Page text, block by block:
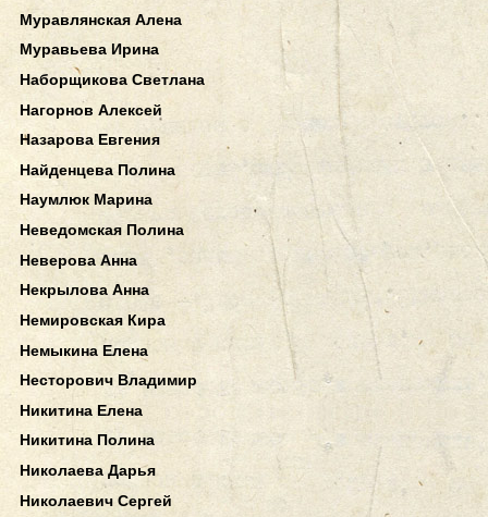
Муравлянская Алена
Муравьева Ирина
Наборщикова Светлана
Нагорнов Алексей
Назарова Евгения
Найденцева Полина
Наумлюк Марина
Неведомская Полина
Неверова Анна
Некрылова Анна
Немировская Кира
Немыкина Елена
Несторович Владимир
Никитина Елена
Никитина Полина
Николаева Дарья
Николаевич Сергей